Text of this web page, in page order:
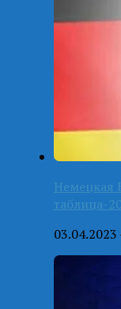
Немецкая
таблица-